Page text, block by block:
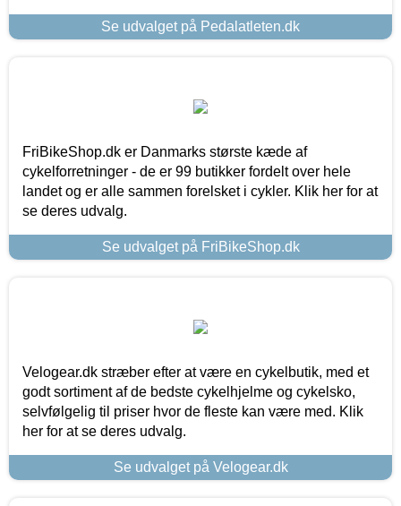
Se udvalget på Pedalatleten.dk
FriBikeShop.dk er Danmarks største kæde af
cykelforretninger - de er 99 butikker fordelt over hele
landet og er alle sammen forelsket i cykler. Klik her for at
se deres udvalg.
Se udvalget på FriBikeShop.dk
Velogear.dk stræber efter at være en cykelbutik, med et
godt sortiment af de bedste cykelhjelme og cykelsko,
selvfølgelig til priser hvor de fleste kan være med. Klik
her for at se deres udvalg.
Se udvalget på Velogear.dk